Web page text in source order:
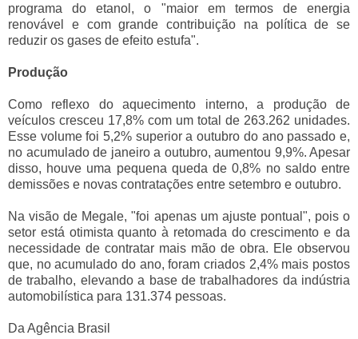
programa do etanol, o "maior em termos de energia
renovável e com grande contribuição na política de se
reduzir os gases de efeito estufa".
Produção
Como reflexo do aquecimento interno, a produção de
veículos cresceu 17,8% com um total de 263.262 unidades.
Esse volume foi 5,2% superior a outubro do ano passado e,
no acumulado de janeiro a outubro, aumentou 9,9%. Apesar
disso, houve uma pequena queda de 0,8% no saldo entre
demissões e novas contratações entre setembro e outubro.
Na visão de Megale, "foi apenas um ajuste pontual", pois o
setor está otimista quanto à retomada do crescimento e da
necessidade de contratar mais mão de obra. Ele observou
que, no acumulado do ano, foram criados 2,4% mais postos
de trabalho, elevando a base de trabalhadores da indústria
automobilística para 131.374 pessoas.
Da Agência Brasil